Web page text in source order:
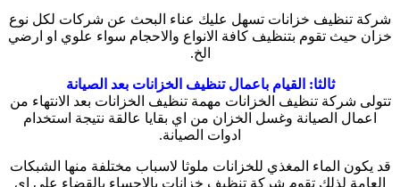
شركة تنظيف خزانات تسهل عليك عناء البحث عن شركات لكل نوع
خزان حيث تقوم بتنظيف كافة الانواع والاحجام سواء علوي او ارضي
الخ.
ثالثا: القيام باعمال تنظيف الخزانات بعد الصيانة
تتولى شركة تنظيف الخزانات مهمة تنظيف الخزانات بعد الانتهاء من
اعمال الصيانة وغسل الخزان من اي بقايا عالقة نتيجة استخدام
ادوات الصيانة.
قد يكون الماء المغذي للخزانات ملوثا لاسباب مختلفة منها الشبكات
العامة لذلك تقوم شركة تنظيف خزانات بالاحساء بالقضاء على اي